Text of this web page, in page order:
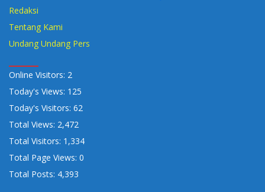
Redaksi
Tentang Kami
Undang Undang Pers
Online Visitors: 2
Today's Views: 125
Today's Visitors: 62
Total Views: 2,472
Total Visitors: 1,334
Total Page Views: 0
Total Posts: 4,393